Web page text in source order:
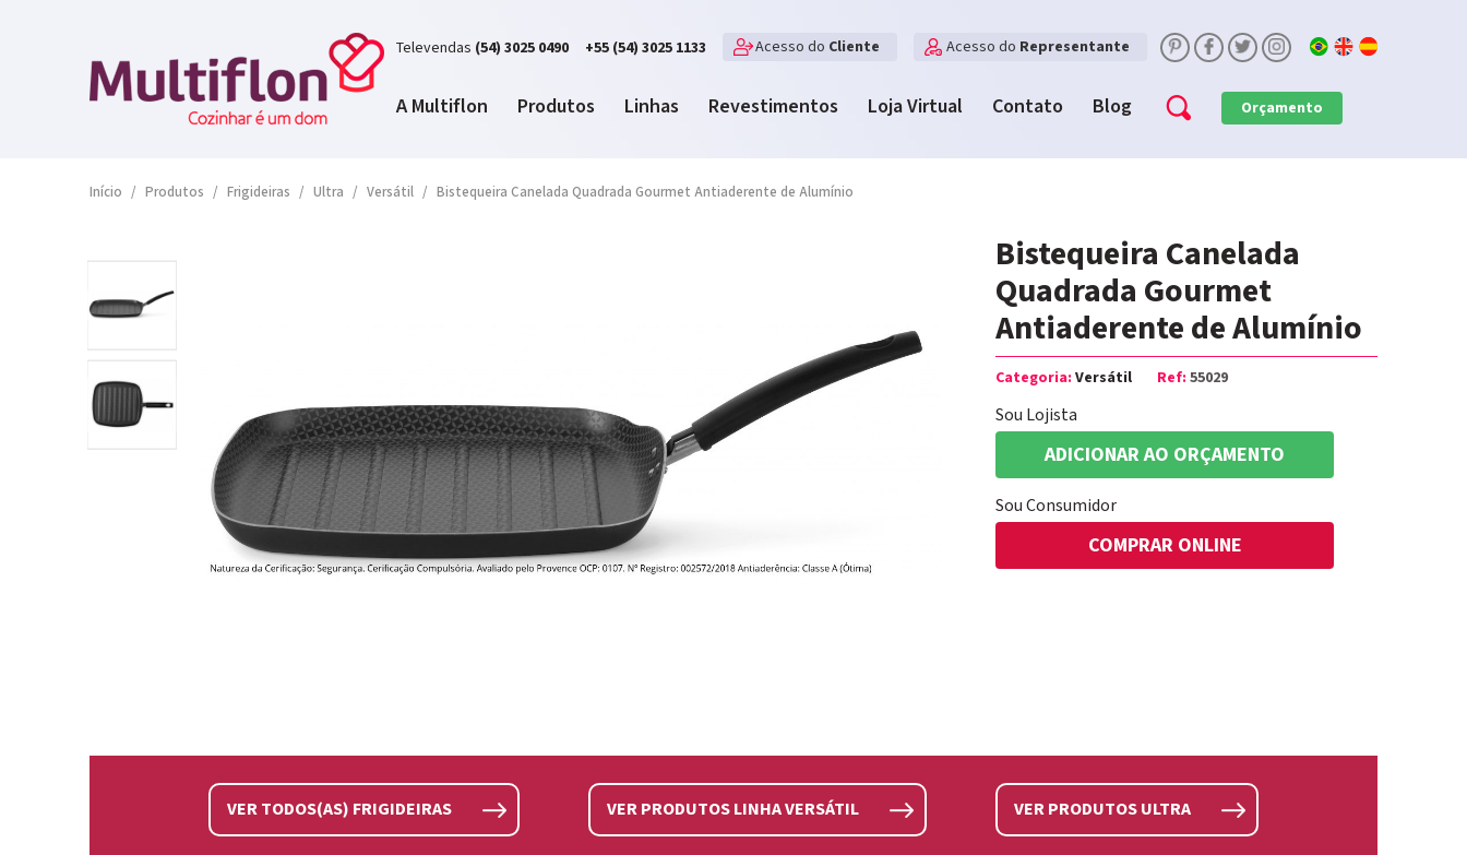
Televendas (54) 3025 0490 +55 (54) 3025 1133 Acesso do Cliente Acesso do Representante
A Multiflon Produtos Linhas Revestimentos Loja Virtual Contato Blog Orçamento
Início / Produtos / Frigideiras / Ultra / Versátil / Bistequeira Canelada Quadrada Gourmet Antiaderente de Alumínio
Bistequeira Canelada
Quadrada Gourmet
Antiaderente de Alumínio
Categoria: Versátil Ref: 55029
Sou Lojista
ADICIONAR AO ORÇAMENTO
Sou Consumidor
COMPRAR ONLINE
VER TODOS(AS) FRIGIDEIRAS VER PRODUTOS LINHA VERSÁTIL VER PRODUTOS ULTRA